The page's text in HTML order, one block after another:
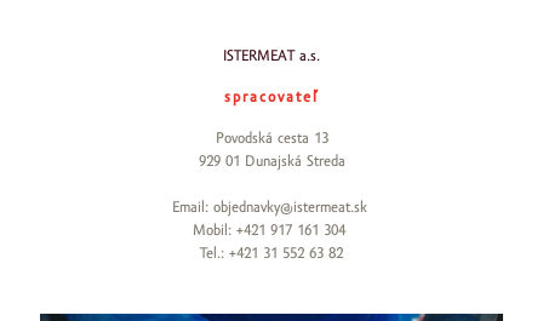
ISTERMEAT a.s.
spracovateľ
Povodská cesta 13
929 01 Dunajská Streda
Email: objednavky@istermeat.sk
Mobil: +421 917 161 304
Tel.: +421 31 552 63 82